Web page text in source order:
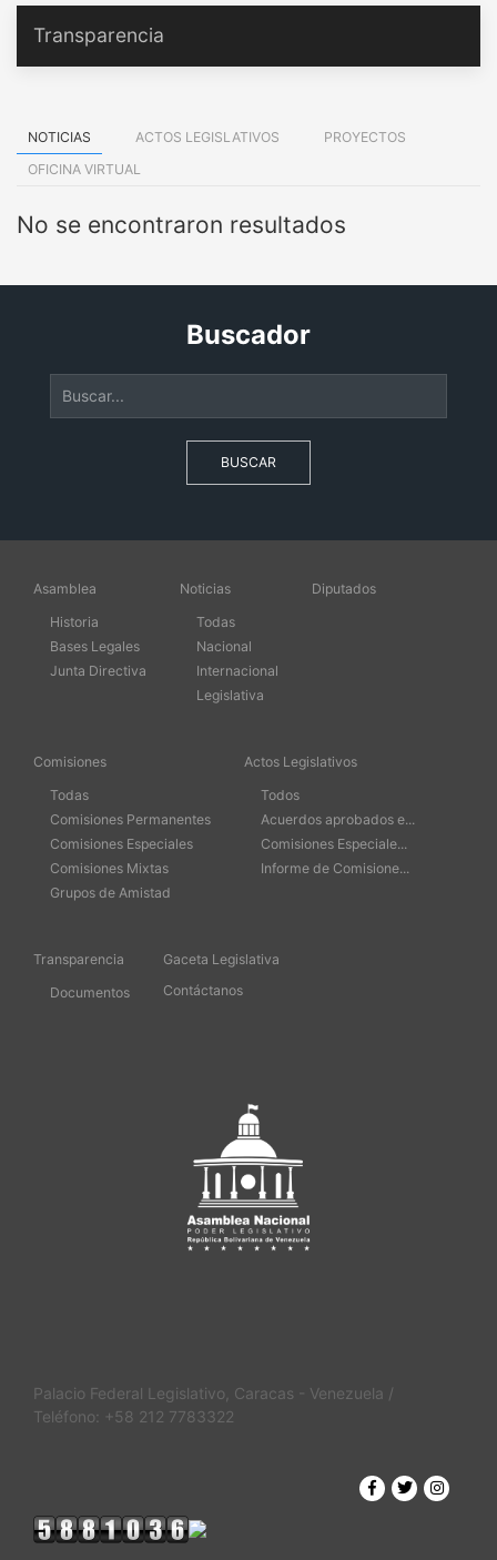
Transparencia
NOTICIAS ACTOS LEGISLATIVOS
PROYECTOS
OFICINA VIRTUAL
No se encontraron resultados
Buscador
BUSCAR
Asamblea
Historia
Bases Legales
Junta Directiva
Noticias
Todas
Nacional
Internacional
Legislativa
Diputados
Comisiones
Todas
Comisiones Permanentes
Comisiones Especiales
Comisiones Mixtas
Grupos de Amistad
Actos Legislativos
Todos
Acuerdos aprobados e...
Comisiones Especiale...
Informe de Comisione...
Transparencia
Documentos
Gaceta Legislativa
Contáctanos
Palacio Federal Legislativo, Caracas - Venezuela /
Teléfono: +58 212 7783322